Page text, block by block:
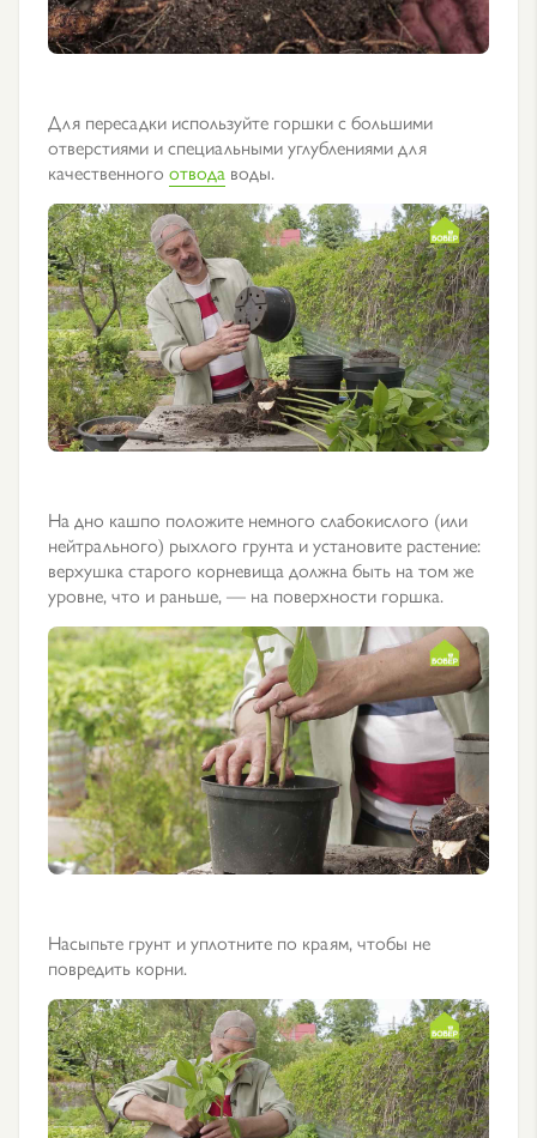
Для пересадки используйте горшки с большими
отверстиями и специальными углублениями для
качественного отвода воды.
На дно кашпо положите немного слабокислого (или
нейтрального) рыхлого грунта и установите растение:
верхушка старого корневища должна быть на том же
уровне, что и раньше, — на поверхности горшка.
Насыпьте грунт и уплотните по краям, чтобы не
повредить корни.